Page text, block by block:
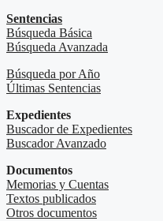
Sentencias
Búsqueda Básica
Búsqueda Avanzada
Búsqueda por Año
Últimas Sentencias
Expedientes
Buscador de Expedientes
Buscador Avanzado
Documentos
Memorias y Cuentas
Textos publicados
Otros documentos